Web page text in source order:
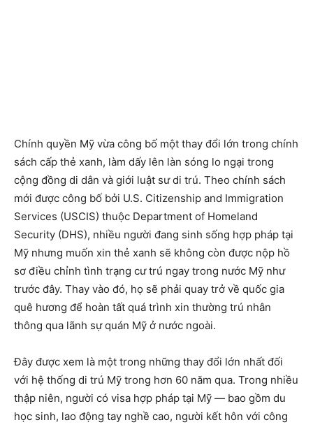
Chính quyền Mỹ vừa công bố một thay đổi lớn trong chính
sách cấp thẻ xanh, làm dấy lên làn sóng lo ngại trong
cộng đồng di dân và giới luật sư di trú. Theo chính sách
mới được công bố bởi U.S. Citizenship and Immigration
Services (USCIS) thuộc Department of Homeland
Security (DHS), nhiều người đang sinh sống hợp pháp tại
Mỹ nhưng muốn xin thẻ xanh sẽ không còn được nộp hồ
sơ điều chỉnh tình trạng cư trú ngay trong nước Mỹ như
trước đây. Thay vào đó, họ sẽ phải quay trở về quốc gia
quê hương để hoàn tất quá trình xin thường trú nhân
thông qua lãnh sự quán Mỹ ở nước ngoài.
Đây được xem là một trong những thay đổi lớn nhất đối
với hệ thống di trú Mỹ trong hơn 60 năm qua. Trong nhiều
thập niên, người có visa hợp pháp tại Mỹ — bao gồm du
học sinh, lao động tay nghề cao, người kết hôn với công